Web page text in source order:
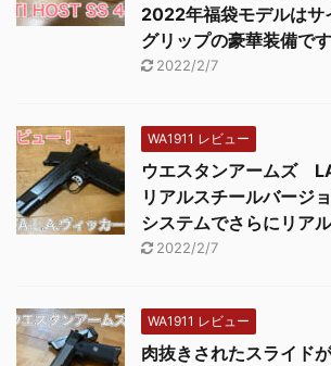
2022年福袋モデルはサ
グリップの豪華装備です
2022/2/7
WA1911 レビュー
ウエスタンアームズ
リアルスチールバージ
システムでさらにリア
2022/2/7
WA1911 レビュー
肉抜きされたスライド